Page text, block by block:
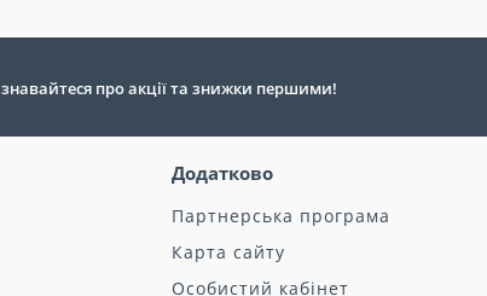
про акції та знижки першими!
Додатково
Партнерська програма
Карта сайту
Особистий кабінет